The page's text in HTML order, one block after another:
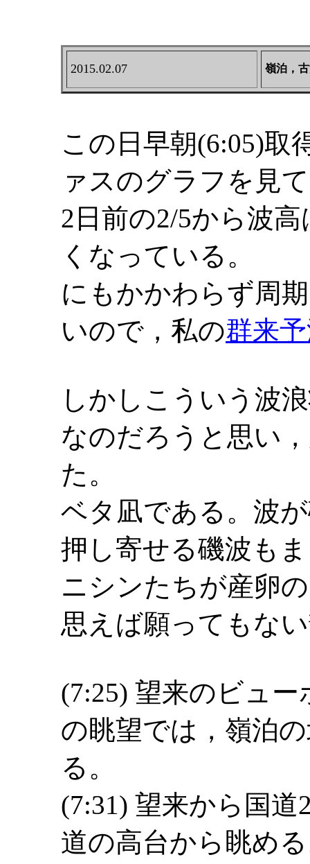
2015.02.07 嶺泊，
この日早朝(6:05)取
ァスのグラフを見
2日前の2/5から波
くなっている。
にもかかわらず周
いので，私の群来
しかしこういう波
なのだろうと思い
た。
ベタ凪である。波
押し寄せる磯波も
ニシンたちが産卵
思えば願ってもな
(7:25) 望来のビュ
の眺望では，嶺泊
る。
(7:31) 望来から国
道の高台から眺め